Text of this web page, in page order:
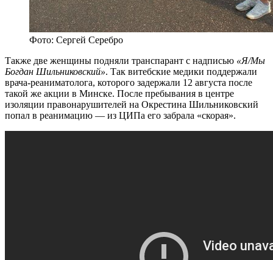
Фото: Сергей Серебро
Также две женщины подняли транспарант с надписью «Я/Мы
Богдан Шильниковский». Так витебские медики поддержали
врача-реаниматолога, которого задержали 12 августа после
такой же акции в Минске. После пребывания в центре
изоляции правонарушителей на Окрестина Шильниковский
попал в реанимацию — из ЦИПа его забрала «скорая».